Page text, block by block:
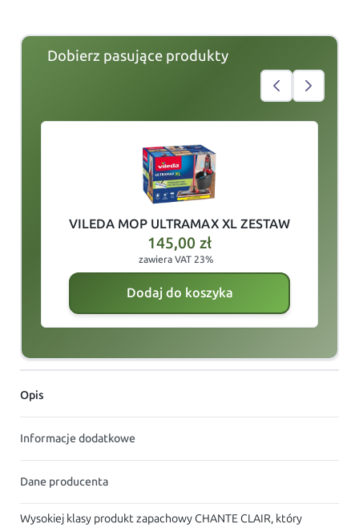
Dobierz pasujące produkty
VILEDA MOP ULTRAMAX XL ZESTAW
145,00 zł
zawiera VAT 23%
Dodaj do koszyka
Opis
Informacje dodatkowe
Dane producenta
Wysokiej klasy produkt zapachowy CHANTE CLAIR, który